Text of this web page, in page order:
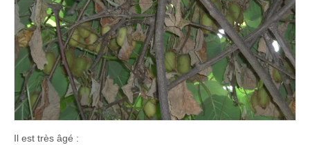
Il est très âgé :